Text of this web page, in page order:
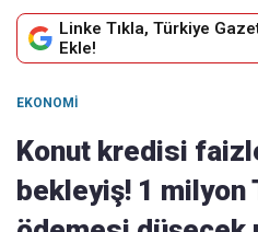
Linke Tıkla, Türkiye
Ekle!
EKONOMI
Konut kredisi
bekleyiş! 1 milyon